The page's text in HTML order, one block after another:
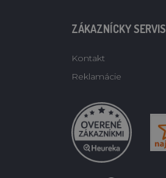
ZÁKAZNÍCKY SERVIS
Kontakt
Reklamácie